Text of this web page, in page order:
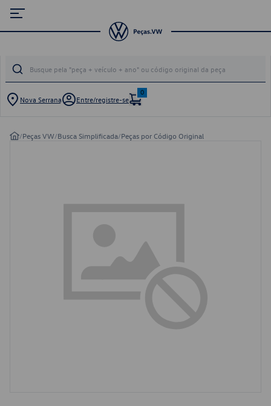
Nova Serrana Entre/registre-se
0
/Peças VW/Busca Simplificada/Peças por Código Original